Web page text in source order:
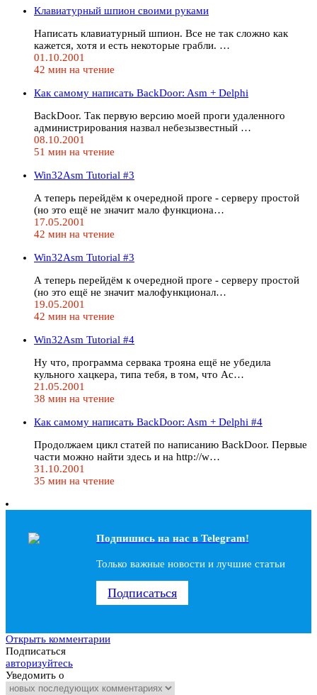
Клавиатурный шпион своими руками
Написать клавиатурный шпион. Все не так сложно как
кажется, хотя и есть некоторые грабли. …
01.10.2001
42 мин на чтение
Как самому написать BackDoor: Asm + Delphi
BackDoor. Так первую версию моей проги удаленного
администрирования назвал небезызвестный …
08.10.2001
51 мин на чтение
Win32Asm Tutorial #3
А теперь перейдём к очередной проге - серверу простой
(но это ещё не значит мало функциона…
17.05.2001
42 мин на чтение
Win32Asm Tutorial #3
А теперь перейдём к очередной проге - серверу простой
(но это ещё не значит малофункционал…
19.05.2001
42 мин на чтение
Win32Asm Tutorial #4
Ну что, программа сервака трояна ещё не убедила
кульного хацкера, типа тебя, в том, что Ас…
21.05.2001
38 мин на чтение
Как самому написать BackDoor: Asm + Delphi #4
Продолжаем цикл статей по написанию BackDoor. Первые
части можно найти здесь и на http://w…
31.10.2001
35 мин на чтение
Подпишись на наc в Telegram!
Только важные новости и лучшие статьи
Подписаться
Открыть комментарии
Подписаться
авторизуйтесь
Уведомить о